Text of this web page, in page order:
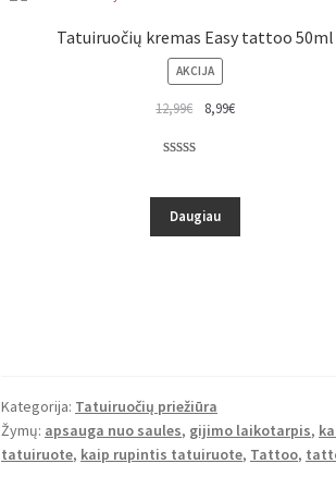
Tatuiruočių kremas Easy tattoo 50ml
AKCIJAPRODUKTAS
SU
NUOLAIDA
12,99€ 8,99€
įvertinimų:
Daugiau
Kategorija: Tatuiruočių priežiūra
Žymų: apsauga nuo saules, gijimo laikotarpis,
tatuiruote, kaip rupintis tatuiruote, Tattoo,